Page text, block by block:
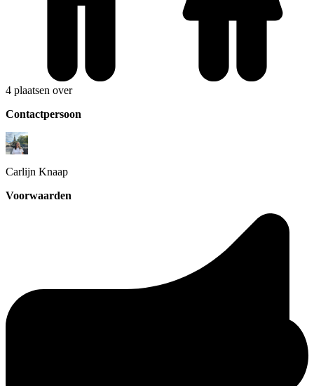
4 plaatsen over
Contactpersoon
Carlijn Knaap
Voorwaarden